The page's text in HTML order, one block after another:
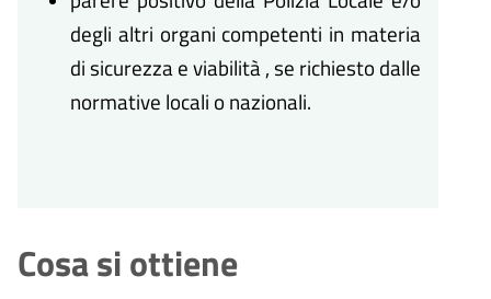
degli altri organi competenti in materia
di sicurezza e viabilità , se richiesto dalle
normative locali o nazionali.
Cosa si ottiene